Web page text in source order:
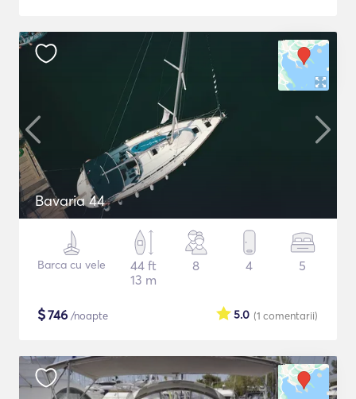
Bavaria 44
Barca cu vele
44 ft
13 m
8 4 5
$746 /noapte (1 comentarii)
5.0